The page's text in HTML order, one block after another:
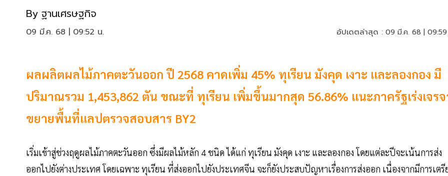
By ฐานเศรษฐกิจ
09 มี.ค. 68 | 09:52 น. อัปเดตล่าสุด : 09 มี.ค. 68 |
ผลผลิตผลไม้ภาคตะวันออก ปี 2568 คาดเพิ่ม 45% ทุเรียน มังคุด เงาะ และลองกอง มี
ปริมาณรวม 1,453,862 ตัน ขณะที่ ทุเรียน เพิ่มขึ้นมากสุด 56.86% แนะภาครัฐเร่งเจร
ขยายพื้นที่แลปตรวจสอบสาร BY2
เริ่มเข้าสู่ช่วงฤดูผลไม้ภาคตะวันออก ซึ่งมีผลไม้หลัก 4 ชนิด ได้แก่ ทุเรียน มังคุด เงาะ และลองกอง โดยแต่ละปีจะเน้นการส่ง
ออกไปยังต่างประเทศ โดยเฉพาะ ทุเรียน ที่ส่งออกไปยังประเทศจีน จะก็ยังประสบปัญหาเรื่องการส่งออก เนื่องจากมีการเตรี